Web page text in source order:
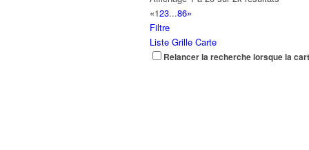
«123...86»
Filtre
Liste Grille Carte
Relancer la recherche lorsque la